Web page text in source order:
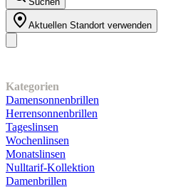
Aktuellen Standort verwenden
Kategorien
Damensonnenbrillen
Herrensonnenbrillen
Tageslinsen
Wochenlinsen
Monatslinsen
Nulltarif-Kollektion
Damenbrillen